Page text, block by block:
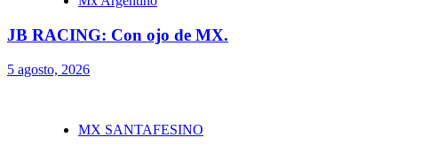
JB RACING: Con ojo de MX.
5 agosto, 2026
MX SANTAFESINO